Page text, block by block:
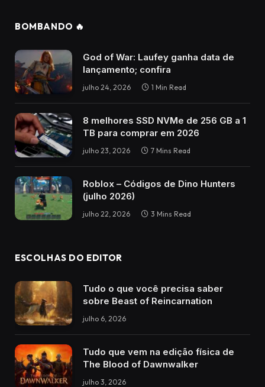
BOMBANDO 🔥
God of War: Laufey ganha data de
lançamento; confira
julho 24, 2026 1 Min Read
8 melhores SSD NVMe de 256 GB a 1
TB para comprar em 2026
julho 23, 2026 7 Mins Read
Roblox – Códigos de Dino Hunters
(julho 2026)
julho 22, 2026 3 Mins Read
ESCOLHAS DO EDITOR
Tudo o que você precisa saber
sobre Beast of Reincarnation
julho 6, 2026
Tudo que vem na edição física de
The Blood of Dawnwalker
julho 3, 2026